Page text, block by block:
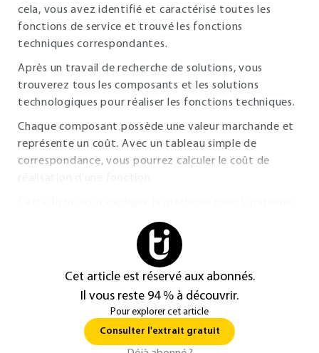
cela, vous avez identifié et caractérisé toutes les
fonctions de service et trouvé les fonctions
techniques correspondantes.
Après un travail de recherche de solutions, vous
trouverez tous les composants et les solutions
technologiques pour réaliser les fonctions techniques.
Chaque composant possède une valeur marchande et
représente un coût. Avec un tableau simple de
correspondance, vous pourrez calculer le coût de
Cet article est réservé aux abonnés.
Il vous reste 94 % à découvrir.
Pour explorer cet article
Consulter l'extrait gratuit